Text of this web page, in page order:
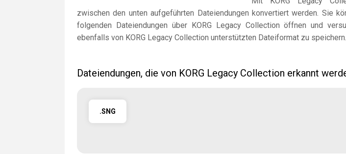
zwischen den unten aufgeführten Dateiendungen konvertiert werden. Sie
folgenden Dateiendungen über KORG Legacy Collection öffnen und
ebenfalls von KORG Legacy Collection unterstützten Dateiformat zu speichern.
Dateiendungen, die von KORG Legacy Collection erkannt
.SNG